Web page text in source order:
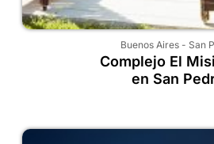
Buenos Aires- San
Complejo El
en San